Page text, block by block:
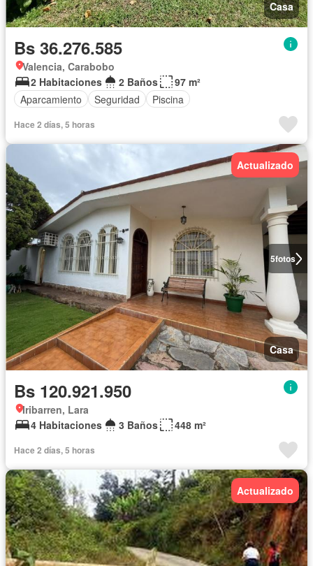
Casa
Bs 36.276.585
Valencia, Carabobo
2 Habitaciones
2 Baños
97 m²
Aparcamiento
Seguridad Piscina
Hace 2 días, 5 horas
5fotos
Actualizado
Casa
Bs 120.921.950
Iribarren, Lara
4 Habitaciones
3 Baños 448 m²
Hace 2 días, 5 horas
Actualizado